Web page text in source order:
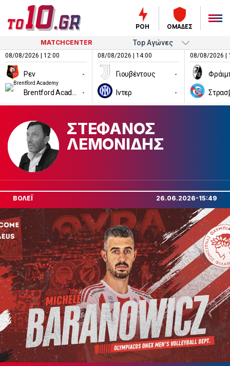
ΡΟΗ ΟΜΑΔΕΣ
MATCHCENTER
08/08/2026 | 12:00
Ρεν -
-
08/08/2026 | 14:00
Γιουβέντους -
Ιντερ -
08/08/2026 |
ΣΤΕΦΑΝΟΣ
ΛΕΜΟΝΙΔΗΣ
ΒΟΛΕΪ 26.06.2026-15:49